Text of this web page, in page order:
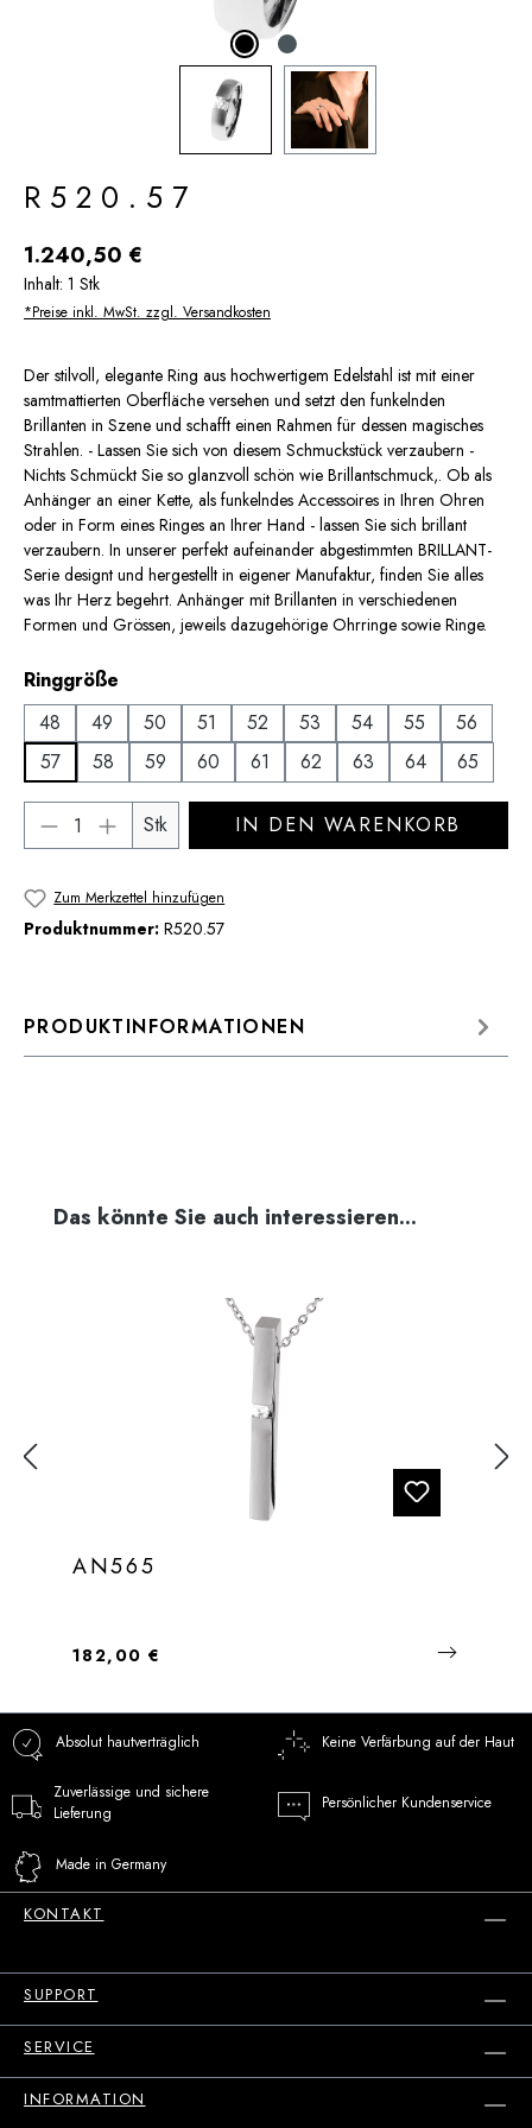
R520.57
Regulärer Preis:
1.240,50 €
Inhalt: 1 Stk
*Preise inkl. MwSt. zzgl. Versandkosten
Der stilvoll, elegante Ring aus hochwertigem Edelstahl ist mit einer
samtmattierten Oberfläche versehen und setzt den funkelnden
Brillanten in Szene und schafft einen Rahmen für dessen magisches
Strahlen. - Lassen Sie sich von diesem Schmuckstück verzaubern -
Nichts Schmückt Sie so glanzvoll schön wie Brillantschmuck,. Ob als
Anhänger an einer Kette, als funkelndes Accessoires in Ihren Ohren
oder in Form eines Ringes an Ihrer Hand - lassen Sie sich brillant
verzaubern. In unserer perfekt aufeinander abgestimmten BRILLANT-
Serie designt und hergestellt in eigener Manufaktur, finden Sie alles
was Ihr Herz begehrt. Anhänger mit Brillanten in verschiedenen
Formen und Grössen, jeweils dazugehörige Ohrringe sowie Ringe.
Ringgröße
48
49 50 51 52 53 54 55
56
57
58 59 60 61 62 63 64 65
Produkt Anzahl: Gib den gewünschten
Stk IN DEN WARENKORB
Zum Merkzettel hinzufügen
Produktnummer: R520.57
PRODUKTINFORMATIONEN
Produktgalerie überspringen
Das könnte Sie auch interessieren...
AN565
Regulärer Preis:
182,00 €
Absolut hautverträglich Keine Verfärbung auf der Haut
Zuverlässige und sichere
Lieferung
Persönlicher Kundenservice
Made in Germany
KONTAKT
SUPPORT
SERVICE
INFORMATION